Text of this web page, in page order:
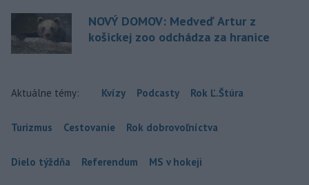
NOVÝ DOMOV: Medveď Artur z
košickej zoo odchádza za hranice
Aktuálne témy: Kvízy Podcasty Rok Ľ.Štúra
Turizmus Cestovanie Rok dobrovoľníctva
Dielo týždňa Referendum MS v hokeji